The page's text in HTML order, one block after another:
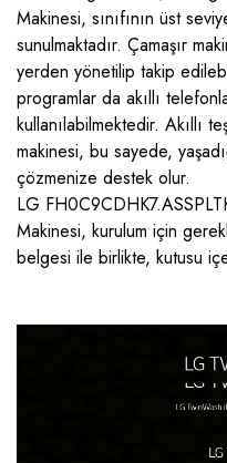
Makinesi, sınıfının üst
sunulmaktadır. Çamaşır
yerden yönetilip takip
programlar da akıllı
kullanılabilmektedir. Akıllı
makinesi, bu sayede,
çözmenize destek olur.
LG
Makinesi, kurulum için
belgesi ile birlikte, kutusu